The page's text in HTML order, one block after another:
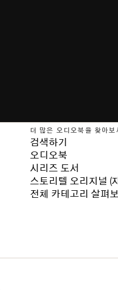
더 많은 오디오북을 찾아보
검색하기
오디오북
시리즈 도서
스토리텔 오리지널 (
전체 카테고리 살펴보